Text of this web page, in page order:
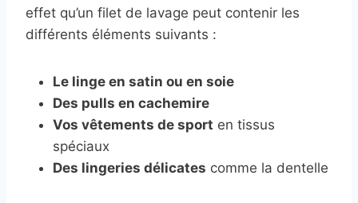
effet qu’un filet de lavage peut contenir les
différents éléments suivants :
Le linge en satin ou en soie
Des pulls en cachemire
Vos vêtements de sport en tissus
spéciaux
Des lingeries délicates comme la dentelle